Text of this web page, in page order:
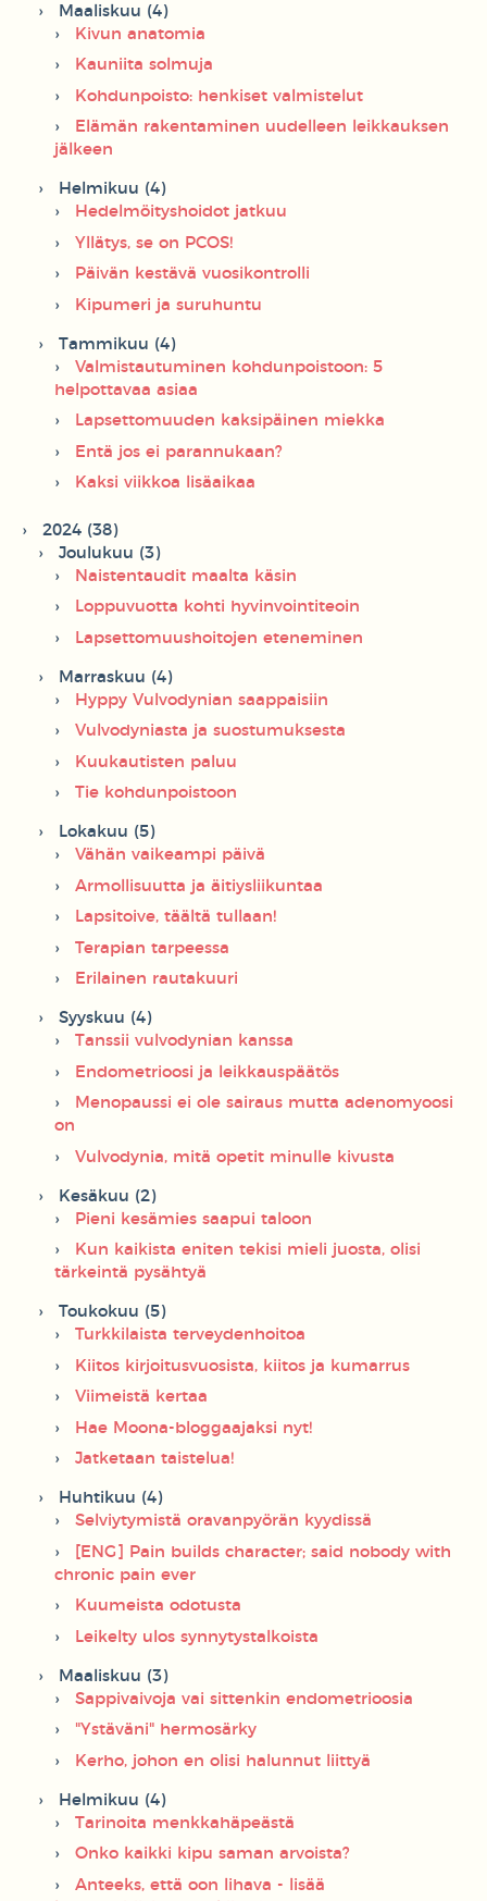
Maaliskuu (4)
Kivun anatomia
Kauniita solmuja
Kohdunpoisto: henkiset valmistelut
Elämän rakentaminen uudelleen leikkauksen
jälkeen
Helmikuu (4)
Hedelmöityshoidot jatkuu
Yllätys, se on PCOS!
Päivän kestävä vuosikontrolli
Kipumeri ja suruhuntu
Tammikuu (4)
Valmistautuminen kohdunpoistoon: 5
helpottavaa asiaa
Lapsettomuuden kaksipäinen miekka
Entä jos ei parannukaan?
Kaksi viikkoa lisäaikaa
2024 (38)
Joulukuu (3)
Naistentaudit maalta käsin
Loppuvuotta kohti hyvinvointiteoin
Lapsettomuushoitojen eteneminen
Marraskuu (4)
Hyppy Vulvodynian saappaisiin
Vulvodyniasta ja suostumuksesta
Kuukautisten paluu
Tie kohdunpoistoon
Lokakuu (5)
Vähän vaikeampi päivä
Armollisuutta ja äitiysliikuntaa
Lapsitoive, täältä tullaan!
Terapian tarpeessa
Erilainen rautakuuri
Syyskuu (4)
Tanssii vulvodynian kanssa
Endometrioosi ja leikkauspäätös
Menopaussi ei ole sairaus mutta adenomyoosi
on
Vulvodynia, mitä opetit minulle kivusta
Kesäkuu (2)
Pieni kesämies saapui taloon
Kun kaikista eniten tekisi mieli juosta, olisi
tärkeintä pysähtyä
Toukokuu (5)
Turkkilaista terveydenhoitoa
Kiitos kirjoitusvuosista, kiitos ja kumarrus
Viimeistä kertaa
Hae Moona-bloggaajaksi nyt!
Jatketaan taistelua!
Huhtikuu (4)
Selviytymistä oravanpyörän kyydissä
[ENG] Pain builds character; said nobody with
chronic pain ever
Kuumeista odotusta
Leikelty ulos synnytystalkoista
Maaliskuu (3)
Sappivaivoja vai sittenkin endometrioosia
"Ystäväni" hermosärky
Kerho, johon en olisi halunnut liittyä
Helmikuu (4)
Tarinoita menkkahäpeästä
Onko kaikki kipu saman arvoista?
Anteeks, että oon lihava - lisää